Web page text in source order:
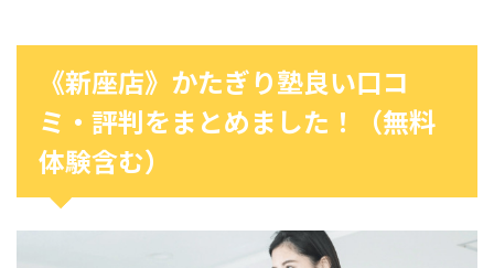
《新座店》かたぎり塾良い口コ
ミ・評判をまとめました！（無料
体験含む）